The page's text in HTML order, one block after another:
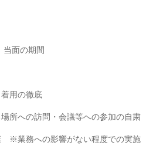
面の期間
用の徹底
への訪問・会議等への参加の自粛
業務への影響がない程度での実施